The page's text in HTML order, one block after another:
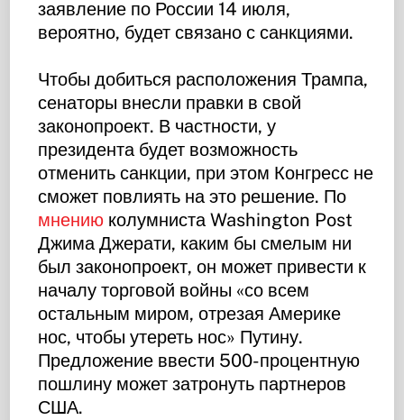
заявление по России 14 июля,
вероятно, будет связано с санкциями.
Чтобы добиться расположения Трампа,
сенаторы внесли правки в свой
законопроект. В частности, у
президента будет возможность
отменить санкции, при этом Конгресс не
сможет повлиять на это решение. По
мнению колумниста Washington Post
Джима Джерати, каким бы смелым ни
был законопроект, он может привести к
началу торговой войны «со всем
остальным миром, отрезая Америке
нос, чтобы утереть нос» Путину.
Предложение ввести 500-процентную
пошлину может затронуть партнеров
США.